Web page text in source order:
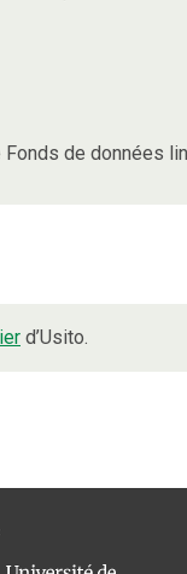
Fonds de données
d’Usito.